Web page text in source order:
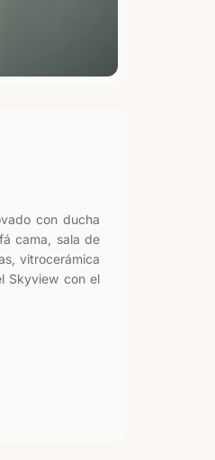
con ducha
cama, sala de
vitrocerámica
Skyview con el